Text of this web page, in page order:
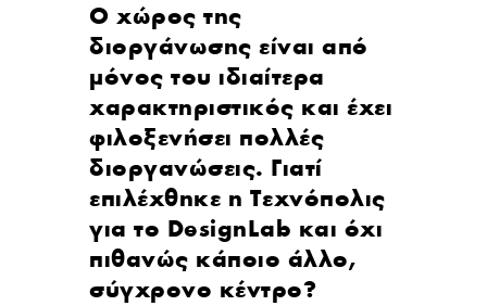
Ο χώρος της
διοργάνωσης είναι από
μόνος του ιδιαίτερα
χαρακτηριστικός και έχει
φιλοξενήσει πολλές
διοργανώσεις. Γιατί
επιλέχθηκε η Τεχνόπολις
για το DesignLab και όχι
πιθανώς κάποιο άλλο,
σύγχρονο κέντρο?